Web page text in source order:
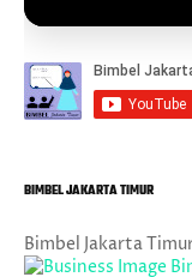
BIMBEL JAKARTA TIMUR
Bimbel Jakarta